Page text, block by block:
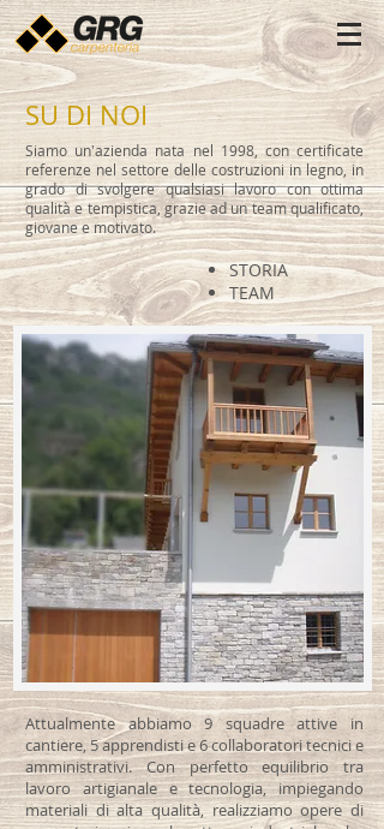
SU DI NOI
Siamo un'azienda nata nel 1998, con certificate
referenze nel settore delle costruzioni in legno, in
grado di svolgere qualsiasi lavoro con ottima
qualità e tempistica, grazie ad un team qualificato,
giovane e motivato.
STORIA
TEAM
Attualmente abbiamo 9 squadre attive in
cantiere, 5 apprendisti e 6 collaboratori tecnici e
amministrativi. Con perfetto equilibrio tra
lavoro artigianale e tecnologia, impiegando
materiali di alta qualità, realizziamo opere di